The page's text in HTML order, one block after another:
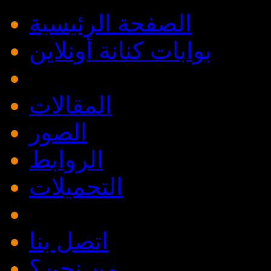
الصفحة الرئيسية
بوابات كنانة أونلاين
المقالات
الصور
الروابط
التحميلات
اتصل بنا